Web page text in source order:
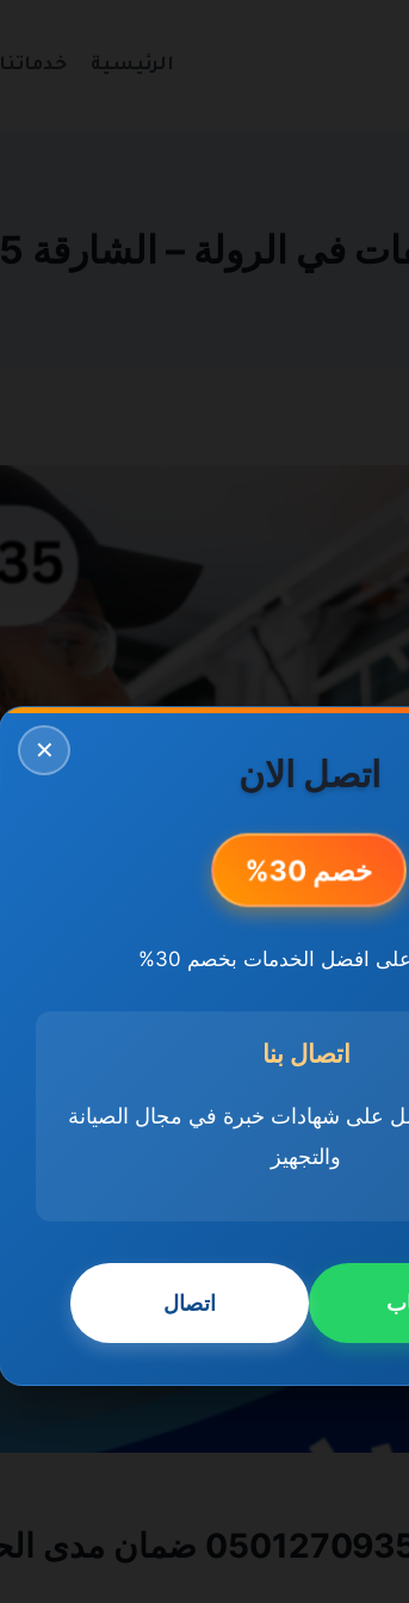
الرئيسية خدماتنا
– الشارقة 0501270935
✕
اتصل الان
خصم 30%
افضل الخدمات بخصم 30%
اتصال بنا
على شهادات خبرة في مجال الصيانة
والتجهيز
اتصال